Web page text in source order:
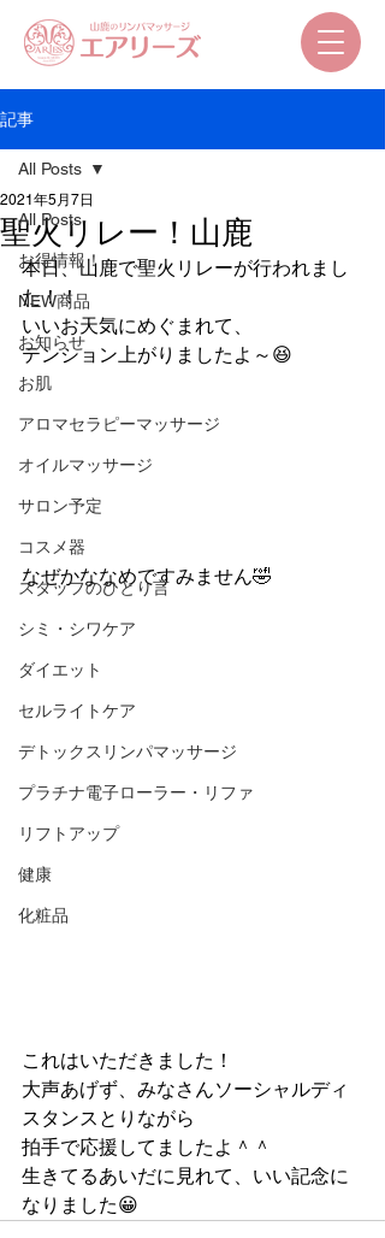
記事
All Posts
お得情報！
NEW商品
お知らせ
お肌
アロマセラピーマッサージ
オイルマッサージ
サロン予定
コスメ器
スタッフのひとり言
シミ・シワケア
ダイエット
セルライトケア
デトックスリンパマッサージ
プラチナ電子ローラー・リファ
リフトアップ
健康
化粧品
All Posts
聖火リレー！山鹿
2021年5月7日
本日、山鹿で聖火リレーが行われまし
た！！
いいお天気にめぐまれて、
テンション上がりましたよ～😆
なぜかななめですみません🤣
これはいただきました！
大声あげず、みなさんソーシャルディ
スタンスとりながら
拍手で応援してましたよ＾＾
生きてるあいだに見れて、いい記念に
なりました😀